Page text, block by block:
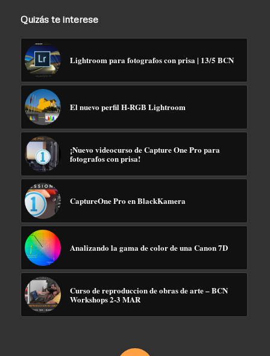
Quizás te interese
Lightroom para fotografos con prisa | 13/5 BCN
El nuevo perfil H-RGB Lightroom
¡Nuevo videocurso de Capture One Pro para
fotografos con prisa!
CaptureOne Pro en BlackKamera
Analizando la gama de color de una Canon 7D
Curso de reproduccion de obras de arte – BCN
Workshops 2-3 MAR